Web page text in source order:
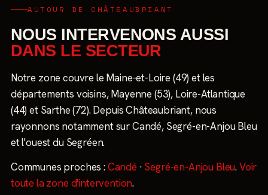
AUTOUR DE CHÂTEAUBRIANT
NOUS INTERVENONS AUSSI
DANS LE SECTEUR
Notre zone couvre le Maine-et-Loire (49) et les
départements voisins, Mayenne (53), Loire-Atlantique
(44) et Sarthe (72). Depuis Châteaubriant, nous
rayonnons notamment sur Candé, Segré-en-Anjou Bleu
et l'ouest du Segréen.
Communes proches :Candé · Segré-en-Anjou Bleu.Voir
toute la zone d'intervention.